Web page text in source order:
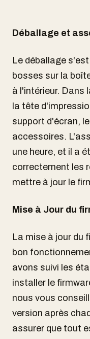
Déballage et
Le déballage
bosses sur la
à l'intérieur. Dans
la tête
support d'écran,
accessoires.
une heure, et il a
correctement les
mettre à jour le
Mise à Jour du
La mise à jour du
bon
avons suivi les
installer le
nous vous
version après
assurer que tout